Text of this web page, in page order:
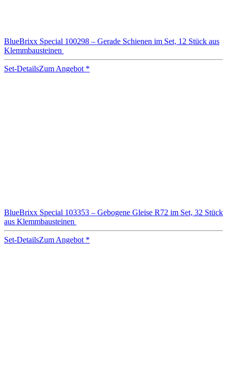
BlueBrixx Special 100298 – Gerade Schienen im Set, 12 Stück aus
Klemmbausteinen
Set-DetailsZum Angebot *
BlueBrixx Special 103353 – Gebogene Gleise R72 im Set, 32 Stück
aus Klemmbausteinen
Set-DetailsZum Angebot *